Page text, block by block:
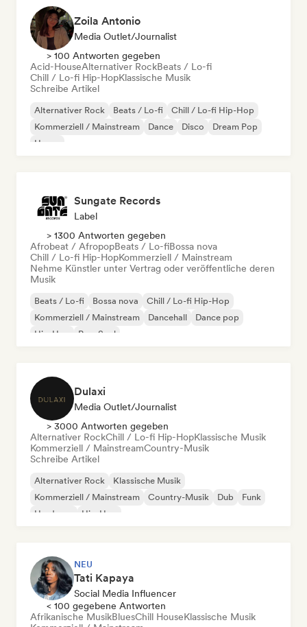
Zoila Antonio
Media Outlet/Journalist
> 100 Antworten gegeben
Acid-HouseAlternativer RockBeats / Lo-fi
Chill / Lo-fi Hip-HopKlassische Musik
Schreibe Artikel
Alternativer Rock Beats / Lo-fi
Chill / Lo-fi Hip-Hop
Kommerziell / Mainstream
Dance Disco
Dream Pop
House
Sungate Records
Label
> 1300 Antworten gegeben
Afrobeat / AfropopBeats / Lo-fiBossa nova
Chill / Lo-fi Hip-HopKommerziell / Mainstream
Nehme Künstler unter Vertrag oder veröffentliche deren
Musik
Beats / Lo-fi Bossa nova
Chill / Lo-fi Hip-Hop
Kommerziell / Mainstream
Dancehall
Dance pop
Hip-Hop
Pop-Soul
Dulaxi
Media Outlet/Journalist
> 3000 Antworten gegeben
Alternativer RockChill / Lo-fi Hip-HopKlassische Musik
Kommerziell / MainstreamCountry-Musik
Schreibe Artikel
Alternativer Rock
Klassische Musik
Kommerziell / Mainstream
Country-Musik Dub
Funk
Hardcore
Hip-Hop
NEU
Tati Kapaya
Social Media Influencer
< 100 gegebene Antworten
Afrikanische MusikBluesChill HouseKlassische Musik